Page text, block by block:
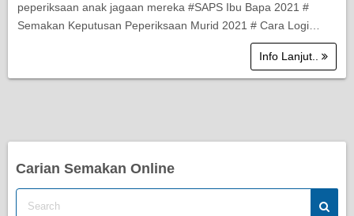
peperiksaan anak jagaan mereka #SAPS Ibu Bapa 2021 #
Semakan Keputusan Peperiksaan Murid 2021 # Cara Logi…
Info Lanjut..
Carian Semakan Online